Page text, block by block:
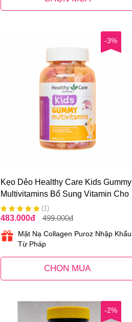
-3%
Kẹo Dẻo Healthy Care Kids Gummy
Multivitamins Bổ Sung Vitamin Cho
Bé
(1)
483.000đ 499.000đ
Mặt Nạ Collagen Puroz Nhập Khẩu
Từ Pháp
CHỌN MUA
-2%